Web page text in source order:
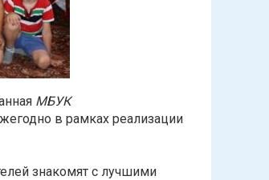
МБУК
в рамках реализации
знакомят с лучшими